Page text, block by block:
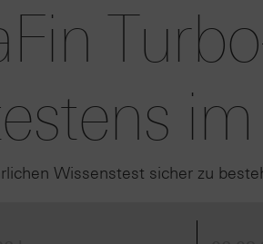
Wissenstest sicher zu